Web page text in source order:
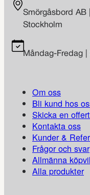
Smörgåsbord AB
Stockholm
Måndag-Fredag |
Om oss
Bli kund hos
Skicka en
Kontakta oss
Kunder &
Frågor och svar
Allmänna
Alla produkter